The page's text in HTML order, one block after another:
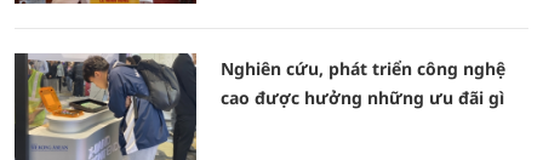
Nghiên cứu, phát triển công nghệ
cao được hưởng những ưu đãi gì